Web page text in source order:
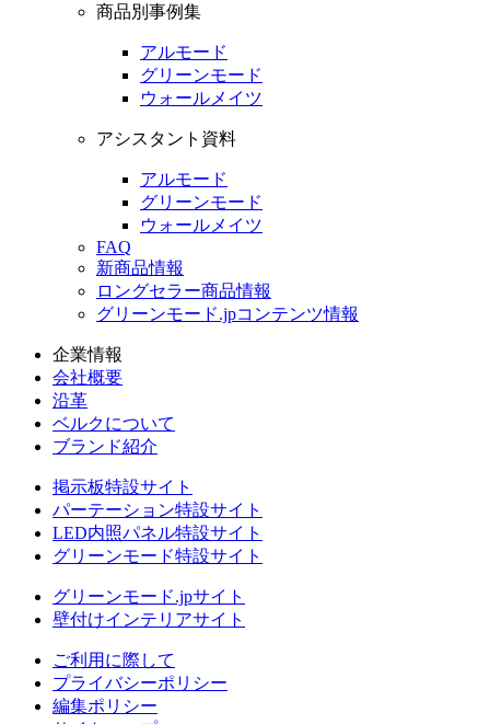
商品別事例集
アルモード
グリーンモード
ウォールメイツ
アシスタント資料
アルモード
グリーンモード
ウォールメイツ
FAQ
新商品情報
ロングセラー商品情報
グリーンモード.jpコンテンツ情報
企業情報
会社概要
沿革
ベルクについて
ブランド紹介
掲示板特設サイト
パーテーション特設サイト
LED内照パネル特設サイト
グリーンモード特設サイト
グリーンモード.jpサイト
壁付けインテリアサイト
ご利用に際して
プライバシーポリシー
編集ポリシー